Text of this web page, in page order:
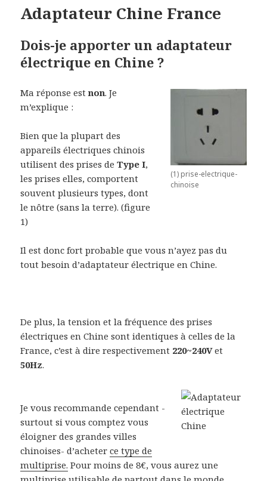
Adaptateur Chine France
Dois-je apporter un adaptateur
électrique en Chine ?
(1) prise-electrique-
chinoise
Ma réponse estnon. Je
m’explique :
Bien que la plupart des
appareils électriques chinois
utilisent des prises deType I,
les prises elles, comportent
souvent plusieurs types, dont
le nôtre (sans la terre). (figure
1)
Il est donc fort probable que vous n’ayez pas du
tout besoin d’adaptateur électrique en Chine.
De plus, la tension et la fréquence des prises
électriques en Chine sont identiques à celles de la
France, c’est à dire respectivement 220~240Vet
50Hz.
Je vous recommande cependant -
surtout si vous comptez vous
éloigner des grandes villes
chinoises- d’acheterce type de
multiprise. Pour moins de 8€, vous aurez une